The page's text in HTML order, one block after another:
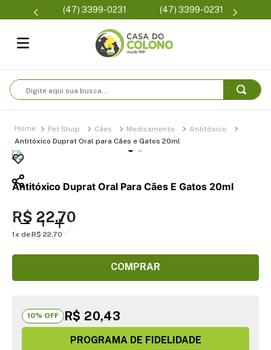
(47) 3399-0231 (47) 3399-0231
Digite aqui sua busca...
Pet Shop Cães Medicamento
Antitóxico
Antitóxico Duprat Oral para Cães e Gatos 20ml
Antitóxico Duprat Oral Para Cães E Gatos 20ml
R$22,70
1 R$ 22,70
COMPRAR
10% OFF R$ 20,43
PROGRAMA DE FIDELIDADE